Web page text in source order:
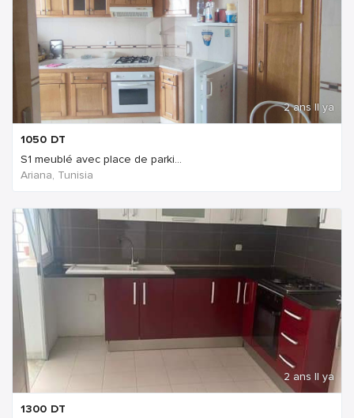
2 ans Il ya
1050 DT
S1 meublé avec place de parki...
Ariana, Tunisia
2 ans Il ya
1300 DT